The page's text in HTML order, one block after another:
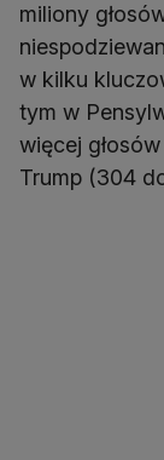
miliony
w kilku
tym w
więcej
Trump (304